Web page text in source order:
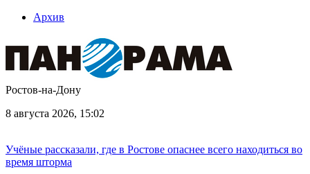
Архив
Ростов-на-Дону
8 августа 2026, 15:02
Учёные рассказали, где в Ростове опаснее всего находиться во
время шторма